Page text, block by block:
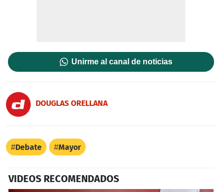
Unirme al canal de noticias
DOUGLAS ORELLANA
Debate Mayor
VIDEOS RECOMENDADOS